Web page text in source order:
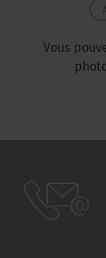
Vous